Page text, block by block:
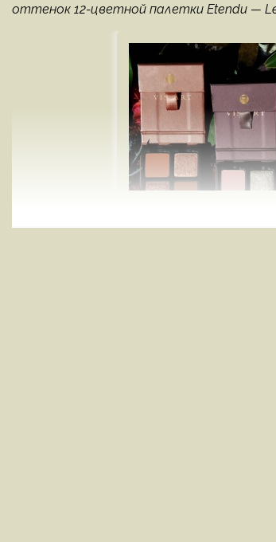
оттенок 12-цветной палетки Etendu —